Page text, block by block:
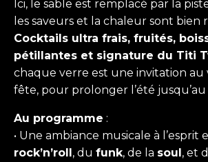
CAPTCHA
Envoyer
Ici, le sable est remplacé par la
les saveurs et la chaleur sont bien
Cocktails ultra frais, fruités,
pétillantes et signature du Titi
chaque verre est une invitation au
fête, pour prolonger l’été
Au programme :
• Une ambiance musicale à l’esprit
rock’n’roll , du funk, de la soul , et